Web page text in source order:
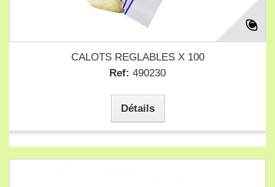
CALOTS REGLABLES X 100
Ref: 490230
Détails